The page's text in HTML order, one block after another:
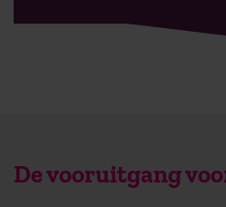
De vooruitgang